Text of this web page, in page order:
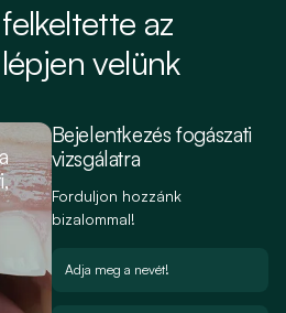
az
velünk
Bejelentkezés fogászati
vizsgálatra
Forduljon hozzánk
bizalommal!